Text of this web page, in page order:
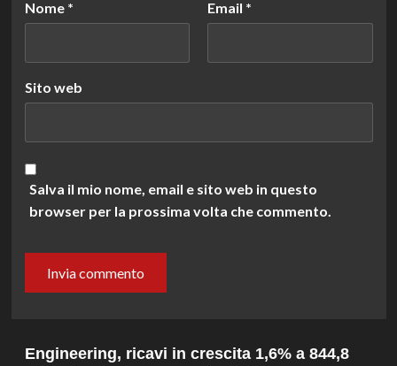
Nome * Email *
Sito web
Salva il mio nome, email e sito web in questo
browser per la prossima volta che commento.
Engineering, ricavi in crescita 1,6% a 844,8